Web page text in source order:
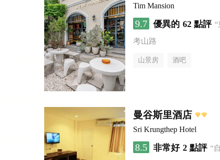
Tim Mansion
9.7 優異的 62 點評
考山路
山景房 酒吧
曼谷斯里酒店
Sri Krungthep Hotel
8.5 非常好 2 點評 “